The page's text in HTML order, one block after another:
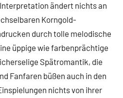
ändert nichts an
Korngold-
durch tolle melodische
üppige wie farbenprächtige
Spätromantik, die
Fanfaren büßen auch in den
nichts von ihrer